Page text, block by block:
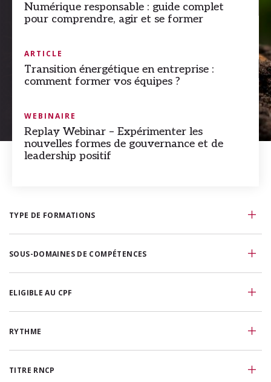
Numérique responsable : guide complet
pour comprendre, agir et se former
ARTICLE
Transition énergétique en entreprise :
comment former vos équipes ?
WEBINAIRE
Replay Webinar – Expérimenter les
nouvelles formes de gouvernance et de
leadership positif
TYPE DE FORMATIONS
SOUS-DOMAINES DE COMPÉTENCES
ELIGIBLE AU CPF
RYTHME
TITRE RNCP